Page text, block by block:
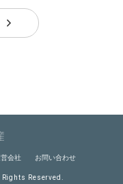
会社 お問い合わせ
Reserved.